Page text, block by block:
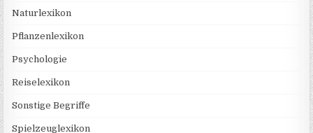
Naturlexikon
Pflanzenlexikon
Psychologie
Reiselexikon
Sonstige Begriffe
Spielzeuglexikon